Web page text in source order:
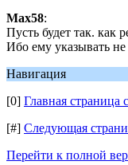
Max58:
Пусть будет так. как
Ибо ему указывать
Навигация
[0] Главная страница
[#] Следующая
Перейти к полной